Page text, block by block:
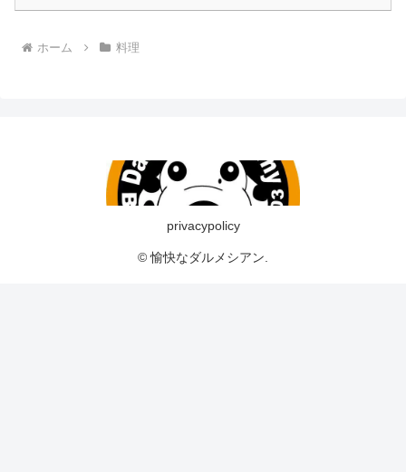
ホーム 料理
privacypolicy
© 愉快なダルメシアン.